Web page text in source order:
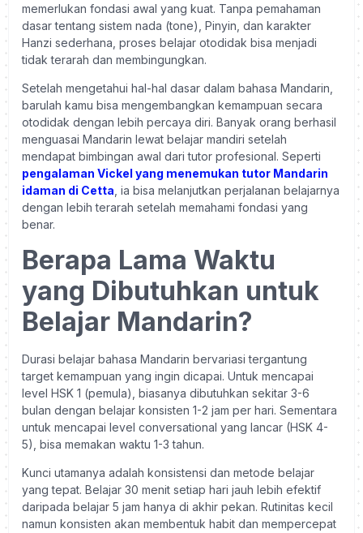
memerlukan fondasi awal yang kuat. Tanpa pemahaman
dasar tentang sistem nada (tone), Pinyin, dan karakter
Hanzi sederhana, proses belajar otodidak bisa menjadi
tidak terarah dan membingungkan.
Setelah mengetahui hal-hal dasar dalam bahasa Mandarin,
barulah kamu bisa mengembangkan kemampuan secara
otodidak dengan lebih percaya diri. Banyak orang berhasil
menguasai Mandarin lewat belajar mandiri setelah
mendapat bimbingan awal dari tutor profesional. Seperti
pengalaman Vickel yang menemukan tutor Mandarin
idaman di Cetta , ia bisa melanjutkan perjalanan belajarnya
dengan lebih terarah setelah memahami fondasi yang
benar.
Berapa Lama Waktu
yang Dibutuhkan untuk
Belajar Mandarin?
Durasi belajar bahasa Mandarin bervariasi tergantung
target kemampuan yang ingin dicapai. Untuk mencapai
level HSK 1 (pemula), biasanya dibutuhkan sekitar 3-6
bulan dengan belajar konsisten 1-2 jam per hari. Sementara
untuk mencapai level conversational yang lancar (HSK 4-
5), bisa memakan waktu 1-3 tahun.
Kunci utamanya adalah konsistensi dan metode belajar
yang tepat. Belajar 30 menit setiap hari jauh lebih efektif
daripada belajar 5 jam hanya di akhir pekan. Rutinitas kecil
namun konsisten akan membentuk habit dan mempercepat